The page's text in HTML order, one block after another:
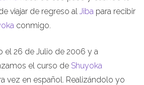
viajar de regreso al Jiba para recibir
conmigo.
el 26 de Julio de 2006 y a
el curso de Shuyoka
vez en español. Realizándolo yo